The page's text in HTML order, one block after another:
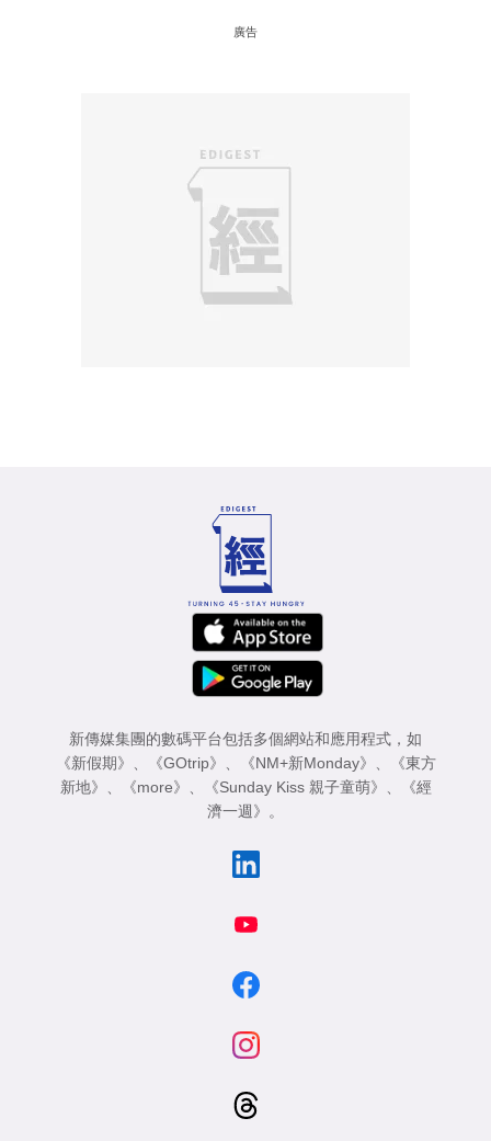
廣告
新傳媒集團的數碼平台包括多個網站和應用程式，如
《新假期》
《GOtrip》 《NM+新Monday》
《東方
新地》
《more》 《Sunday Kiss 親子童萌》
《經
濟一週》
。